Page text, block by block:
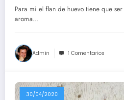
Para mi el flan de huevo tiene que
aroma…
Admin 1 Comentarios
30/04/2020